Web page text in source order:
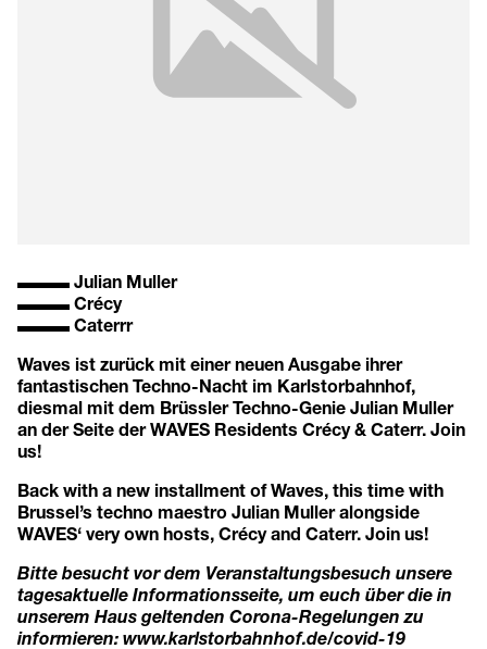
▬▬▬ Julian Muller
▬▬▬ Crécy
▬▬▬ Caterrr
Waves ist zurück mit einer neuen Ausgabe ihrer
fantastischen Techno-Nacht im Karlstorbahnhof,
diesmal mit dem Brüssler Techno-Genie Julian Muller
an der Seite der WAVES Residents Crécy & Caterr. Join
us!
Back with a new installment of Waves, this time with
Brussel’s techno maestro Julian Muller alongside
WAVES‘ very own hosts, Crécy and Caterr. Join us!
Bitte besucht vor dem Veranstaltungsbesuch unsere
tagesaktuelle Informationsseite, um euch über die in
unserem Haus geltenden Corona-Regelungen zu
informieren: www.karlstorbahnhof.de/covid-19